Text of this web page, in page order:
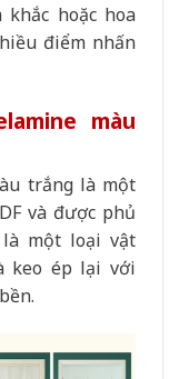
hoặc hoa
điểm nhấn
màu
trắng là một
và được phủ
là một loại vật
keo ép lại với